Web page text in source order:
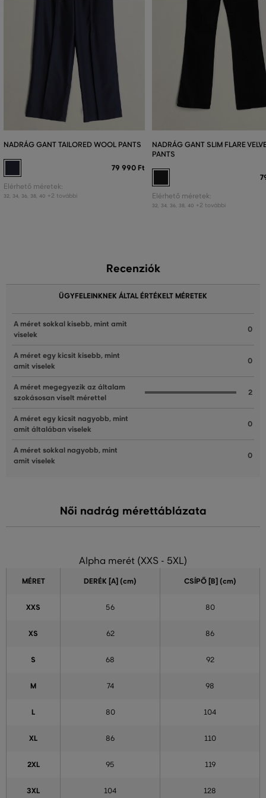
NADRÁG GANT TAILORED WOOL PANTS
79 990 Ft
Elérhető méretek:
32 34 36 38 40 +2 további
NADRÁG GANT SLIM FLARE
PANTS
Elérhető méretek:
32 34 36 38 40 +2 további
Recenziók
ÜGYFELEINKNEK ÁLTAL ÉRTÉKELT MÉRETEK
A méret sokkal kisebb, mint amit
viselek
0
A méret egy kicsit kisebb, mint
amit viselek
0
A méret megegyezik az általam
szokásosan viselt mérettel
2
A méret egy kicsit nagyobb, mint
amit általában viselek
0
A méret sokkal nagyobb, mint
amit viselek
0
Női nadrág mérettáblázata
Alpha merét (XXS - 5XL)
MÉRET DERÉK [A] (cm) CSÍPŐ [B] (cm)
XXS 56 80
XS 62 86
S 68 92
M 74 98
L 80 104
XL 86 110
2XL 95 119
3XL 104 128